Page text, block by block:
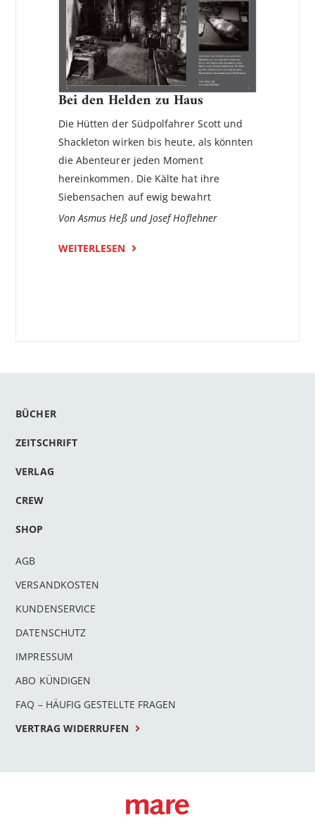
Bei den Helden zu Haus
Die Hütten der Südpolfahrer Scott und
Shackleton wirken bis heute, als könnten
die Abenteurer jeden Moment
hereinkommen. Die Kälte hat ihre
Siebensachen auf ewig bewahrt
Von Asmus Heß und Josef Hoflehner
WEITERLESEN
BÜCHER
ZEITSCHRIFT
VERLAG
CREW
SHOP
AGB
VERSANDKOSTEN
KUNDENSERVICE
DATENSCHUTZ
IMPRESSUM
ABO KÜNDIGEN
FAQ – HÄUFIG GESTELLTE FRAGEN
VERTRAG WIDERRUFEN